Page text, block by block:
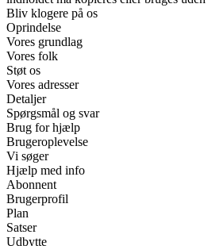
Bliv klogere på os
Oprindelse
Vores grundlag
Vores folk
Støt os
Vores adresser
Detaljer
Spørgsmål og svar
Brug for hjælp
Brugeroplevelse
Vi søger
Hjælp med info
Abonnent
Brugerprofil
Plan
Satser
Udbytte